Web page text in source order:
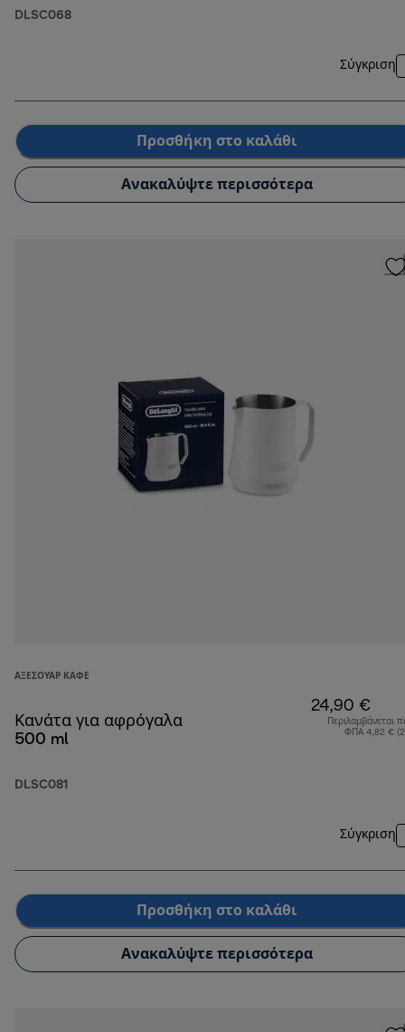
DLSC068
Σύγκριση
Προσθήκη στο καλάθι
Ανακαλύψτε περισσότερα
ΑΞΕΣΟΥΆΡ ΚΑΦΈ
Κανάτα για αφρόγαλα
500 ml
DLSC081
24,90 €
Περιλαμβάνεται
ΦΠΑ 4,82 €
Σύγκριση
Προσθήκη στο καλάθι
Ανακαλύψτε περισσότερα